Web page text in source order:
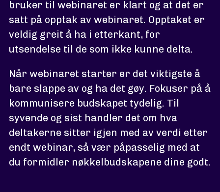
bruker til webinaret er klart og at det er
satt på opptak av webinaret. Opptaket er
veldig greit å ha i etterkant, for
utsendelse til de som ikke kunne delta.
Når webinaret starter er det viktigste å
bare slappe av og ha det gøy. Fokuser på å
kommunisere budskapet tydelig. Til
syvende og sist handler det om hva
deltakerne sitter igjen med av verdi etter
endt webinar, så vær påpasselig med at
du formidler nøkkelbudskapene dine godt.